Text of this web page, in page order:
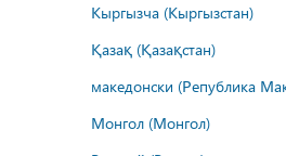
Кыргызча (Кыргызстан)
Қазақ (Қазақстан)
македонски (Република
Монгол (Монгол)